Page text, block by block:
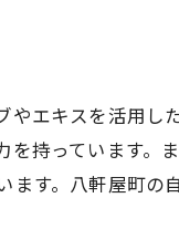
エキスを活用し
持っています。
す。八軒屋町の